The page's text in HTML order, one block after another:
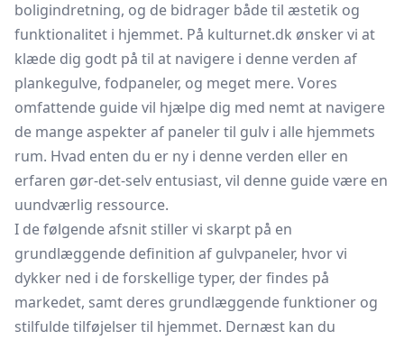
boligindretning, og de bidrager både til æstetik og
funktionalitet i hjemmet. På kulturnet.dk ønsker vi at
klæde dig godt på til at navigere i denne verden af
plankegulve, fodpaneler, og meget mere. Vores
omfattende guide vil hjælpe dig med nemt at navigere
de mange aspekter af paneler til gulv i alle hjemmets
rum. Hvad enten du er ny i denne verden eller en
erfaren gør-det-selv entusiast, vil denne guide være en
uundværlig ressource.
I de følgende afsnit stiller vi skarpt på en
grundlæggende definition af gulvpaneler, hvor vi
dykker ned i de forskellige typer, der findes på
markedet, samt deres grundlæggende funktioner og
stilfulde tilføjelser til hjemmet. Dernæst kan du